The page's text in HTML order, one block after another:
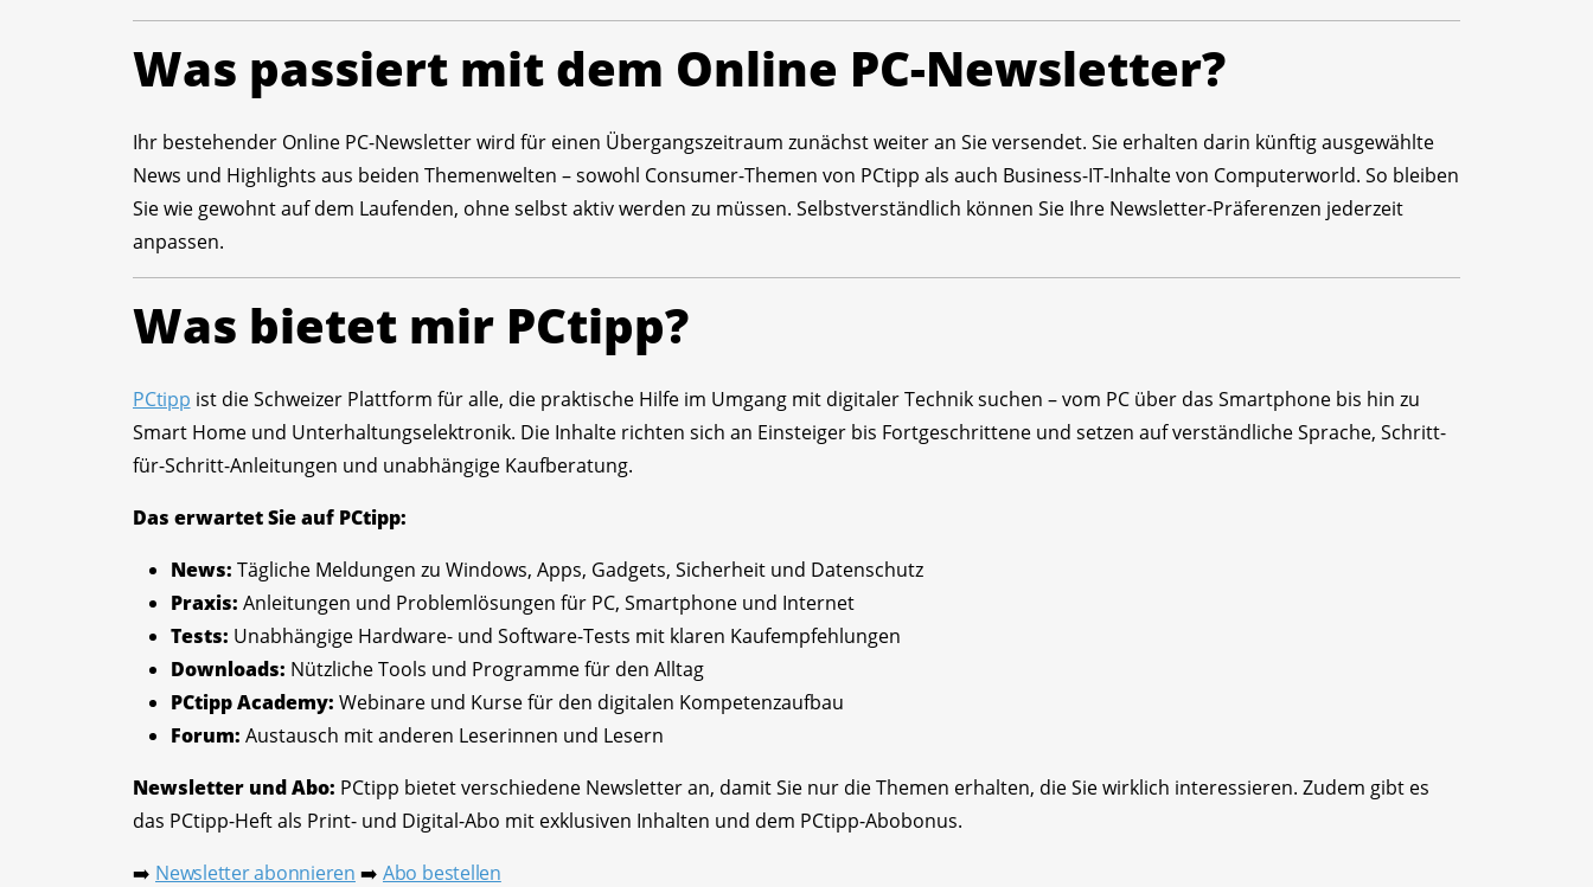
Was passiert mit dem Online PC-Newsletter?
Ihr bestehender Online PC-Newsletter wird für einen Übergangszeitraum zunächst weiter an Sie versendet. Sie erhalten darin künftig ausgewählte
News und Highlights aus beiden Themenwelten – sowohl Consumer-Themen von PCtipp als auch Business-IT-Inhalte von Computerworld. So bleiben
Sie wie gewohnt auf dem Laufenden, ohne selbst aktiv werden zu müssen. Selbstverständlich können Sie Ihre Newsletter-Präferenzen jederzeit
anpassen.
Was bietet mir PCtipp?
PCtipp ist die Schweizer Plattform für alle, die praktische Hilfe im Umgang mit digitaler Technik suchen – vom PC über das Smartphone bis hin zu
Smart Home und Unterhaltungselektronik. Die Inhalte richten sich an Einsteiger bis Fortgeschrittene und setzen auf verständliche Sprache, Schritt-
für-Schritt-Anleitungen und unabhängige Kaufberatung.
Das erwartet Sie auf PCtipp:
News: Tägliche Meldungen zu Windows, Apps, Gadgets, Sicherheit und Datenschutz
Praxis: Anleitungen und Problemlösungen für PC, Smartphone und Internet
Tests: Unabhängige Hardware- und Software-Tests mit klaren Kaufempfehlungen
Downloads: Nützliche Tools und Programme für den Alltag
PCtipp Academy: Webinare und Kurse für den digitalen Kompetenzaufbau
Forum: Austausch mit anderen Leserinnen und Lesern
Newsletter und Abo: PCtipp bietet verschiedene Newsletter an, damit Sie nur die Themen erhalten, die Sie wirklich interessieren. Zudem gibt es
das PCtipp-Heft als Print- und Digital-Abo mit exklusiven Inhalten und dem PCtipp-Abobonus.
➡️ Newsletter abonnieren ➡️ Abo bestellen